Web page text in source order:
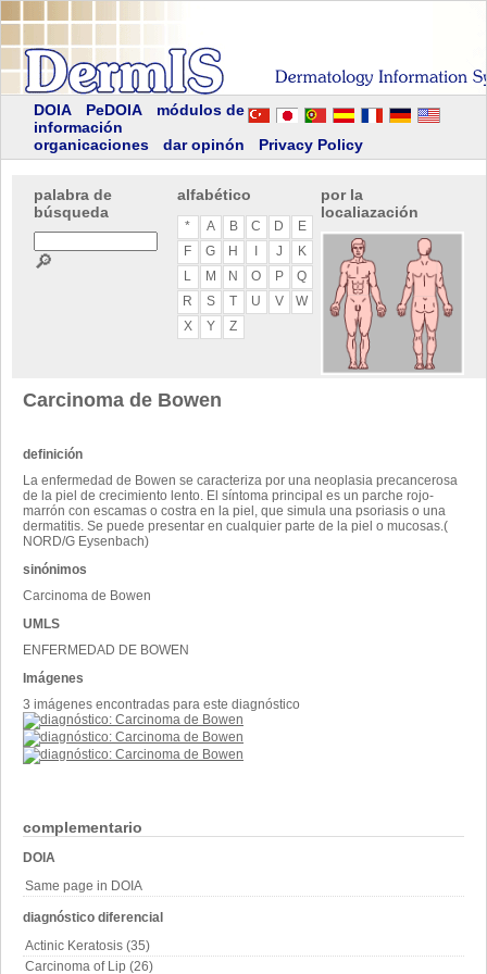
DOIA PeDOIA
módulos de
información
organicaciones
dar opinón Privacy Policy
palabra de
búsqueda
🔎
alfabético
* A B C D
E
F
G H J
K
L
M N O P
Q
R
S T U V
W
X
Y Z
por la
localiazación
complementario
DOIA
Same page in DOIA
diagnóstico diferencial
Actinic Keratosis (35)
Carcinoma of Lip (26)
Carcinoma de Bowen
definición
La enfermedad de Bowen se caracteriza por una neoplasia precancerosa
de la piel de crecimiento lento. El síntoma principal es un parche rojo-
marrón con escamas o costra en la piel, que simula una psoriasis o una
dermatitis. Se puede presentar en cualquier parte de la piel o mucosas.(
NORD/G Eysenbach)
sinónimos
Carcinoma de Bowen
UMLS
ENFERMEDAD DE BOWEN
Imágenes
3 imágenes encontradas para este diagnóstico